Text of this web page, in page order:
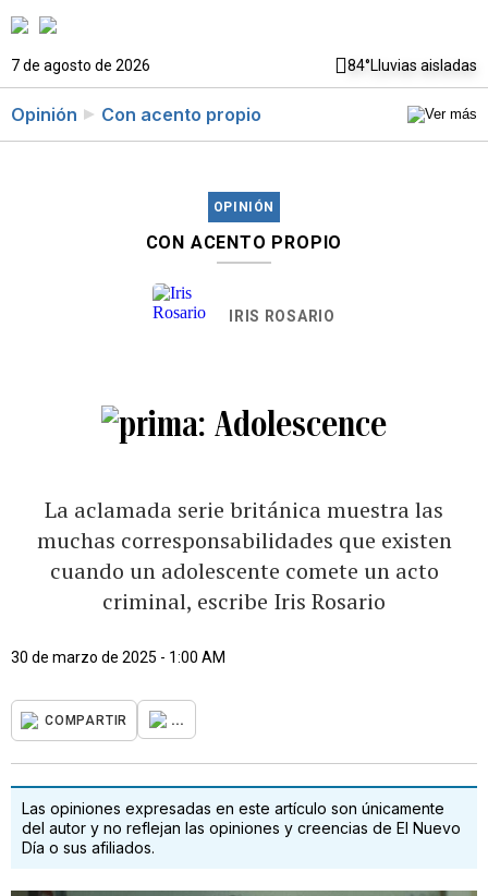
7 de agosto de 2026 84°Lluvias aisladas
Opinión Con acento propio
OPINIÓN
CON ACENTO PROPIO
IRIS ROSARIO
Adolescence
La aclamada serie británica muestra las
muchas corresponsabilidades que existen
cuando un adolescente comete un acto
criminal, escribe Iris Rosario
30 de marzo de 2025 - 1:00 AM
COMPARTIR ...
Las opiniones expresadas en este artículo son únicamente
del autor y no reflejan las opiniones y creencias de El Nuevo
Día o sus afiliados.